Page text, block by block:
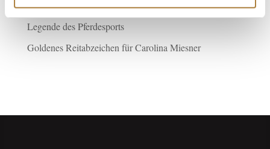
100. Geburtstag von HGW: Warendorf erinnert an eine
Legende des Pferdesports
Goldenes Reitabzeichen für Carolina Miesner